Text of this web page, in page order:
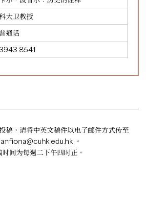
大卫教授
通话
3943 8541
稿，请将中英文稿件以电子邮件方式传至
。
时间为每週二下午四时正。